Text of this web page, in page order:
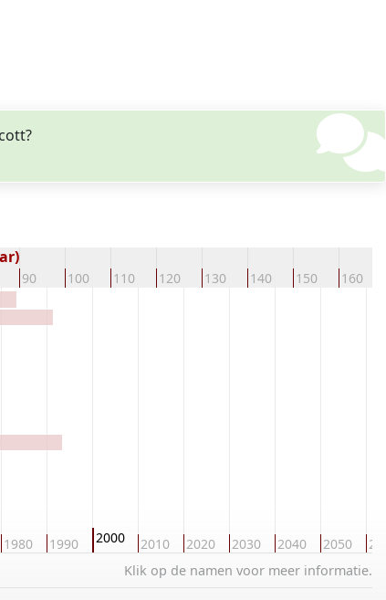
90 100 110 120 130 140 150 160
1980 1990 2000 2010 2020 2030 2040 2050
Klik op de namen voor meer informatie.